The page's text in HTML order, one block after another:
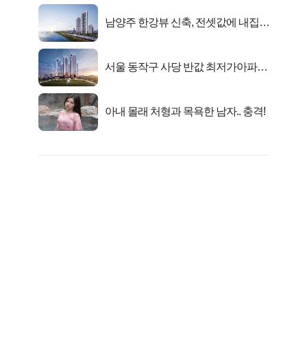
남양주 한강뷰 신축, 전셋값에 내집마
서울 동작구 사당 반값 최저가아파트
아내 몰래 처형과 목욕한 남자.. 충격!